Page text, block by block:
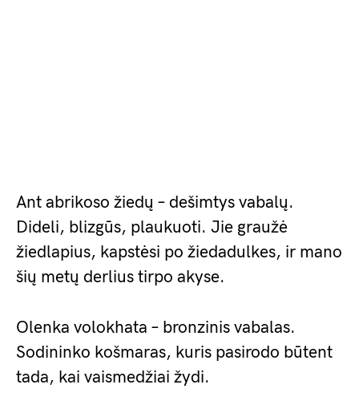
Ant abrikoso žiedų – dešimtys vabalų.
Dideli, blizgūs, plaukuoti. Jie graužė
žiedlapius, kapstėsi po žiedadulkes, ir mano
šių metų derlius tirpo akyse.
Olenka volokhata – bronzinis vabalas.
Sodininko košmaras, kuris pasirodo būtent
tada, kai vaismedžiai žydi.